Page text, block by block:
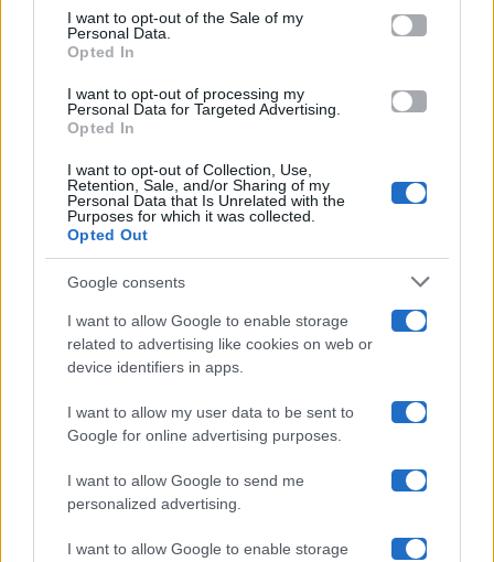
services and may gather and store information including but
not limited to your visit or usage behaviour. You may click to
grant or deny consent to Google and its third-party tags to
consent section.
I want to opt-out of the Sale of my
Personal Data.
Opted In
I want to opt-out of processing my
Personal Data for Targeted Advertising.
Opted In
I want to opt-out of Collection, Use,
Retention, Sale, and/or Sharing of my
Personal Data that Is Unrelated with the
Purposes for which it was collected.
Opted Out
Google consents
I want to allow Google to enable storage
related to advertising like cookies on web or
device identifiers in apps.
I want to allow my user data to be sent to
Google for online advertising purposes.
I want to allow Google to send me
personalized advertising.
I want to allow Google to enable storage
Programmi TV
Amici
Ballando Con Le Stelle
Grande Fratello
Isola Dei Famosi
Uomini E Donne
Maste S.r.l.
Chi siamo
Collabora con noi